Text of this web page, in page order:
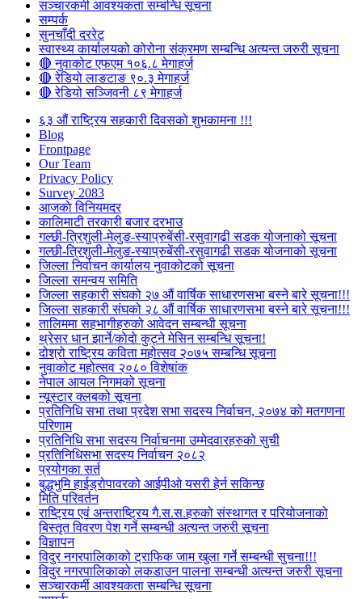
सञ्चारकर्मी आवश्यकता सम्बन्धि सूचना
सम्पर्क
सुनचाँदी दररेट
स्वास्थ्य कार्यालयको कोरोना संक्रमण सम्बन्धि अत्यन्त जरुरी सूचना
🔴 नुवाकोट एफएम १०६.८ मेगाहर्ज
🔴 रेडियो लाङटाङ ९०.३ मेगाहर्ज
🔴 रेडियो सञ्जिवनी ८९ मेगाहर्ज
६३ औं राष्ट्रिय सहकारी दिवसको शुभकामना !!!
Blog
Frontpage
Our Team
Privacy Policy
Survey 2083
आजकाे विनियमदर
कालिमाटी तरकारी बजार दरभाउ
गल्छी-त्रिशुली-मेलुङ-स्याप्रुबेंसी-रसुवागढी सडक योजनाको सूचना
गल्छी-त्रिशुली-मेलुङ-स्याप्रुबेंसी-रसुवागढी सडक योजनाको सूचना
जिल्ला निर्वाचन कार्यालय नुवाकोटको सूचना
जिल्ला समन्वय समिति
जिल्ला सहकारी संघको २७ औं वार्षिक साधारणसभा बस्ने बारे सूचना!!!
जिल्ला सहकारी संघको २८ औं वार्षिक साधारणसभा बस्ने बारे सूचना!!!
तालिममा सहभागीहरुको आवेदन सम्बन्धी सूचना
थ्रेसर धान झार्ने/काेदाे कुट्ने मेसिन सम्बन्धि सूचना!
दोश्रो राष्ट्रिय कविता महोत्सव २०७५ सम्बन्धि सूचना
नुवाकोट महोत्सव २०८० विशेषांक
नेपाल आयल निगमको सूचना
न्यूस्टार क्लबको सूचना
प्रतिनिधि सभा तथा प्रदेश सभा सदस्य निर्वाचन, २०७४ को मतगणना
परिणाम
प्रतिनिधि सभा सदस्य निर्वाचनमा उम्मेदवारहरुको सुची
प्रतिनिधिसभा सदस्य निर्वाचन २०८२
प्रयोगका सर्त
बुद्धभुमि हाईड्रोपावरको आईपीओ यसरी हेर्न सकिन्छ
मिति परिवर्तन
राष्ट्रिय एवं अन्तराष्ट्रिय गै.स.स.हरुको संस्थागत र परियोजनाको
बिस्तृत विवरण पेश गर्ने सम्बन्धी अत्यन्त जरुरी सूचना
विज्ञापन
विदुर नगरपालिकाको ट्राफिक जाम खुला गर्ने सम्बन्धी सुचना!!!
विदुर नगरपालिकाको लकडाउन पालना सम्बन्धी अत्यन्त जरुरी सूचना
सञ्चारकर्मी आवश्यकता सम्बन्धि सूचना